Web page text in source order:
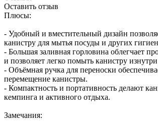
Оставить отзыв
Плюсы:
- Удобный и вместительный дизайн
канистру для мытья посуды и других
- Большая заливная горловина облегчает
и позволяет легко помыть канистру
- Объёмная ручка для переноски
перемещение канистры.
- Компактность и портативность делают
кемпинга и активного отдыха.
Замечания: